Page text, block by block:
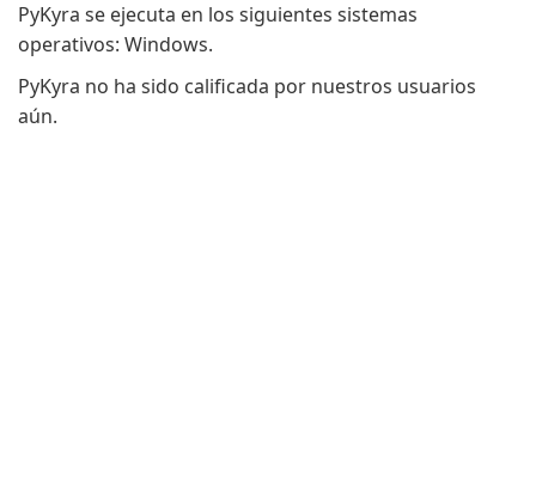
PyKyra se ejecuta en los siguientes sistemas
operativos: Windows.
PyKyra no ha sido calificada por nuestros usuarios
aún.